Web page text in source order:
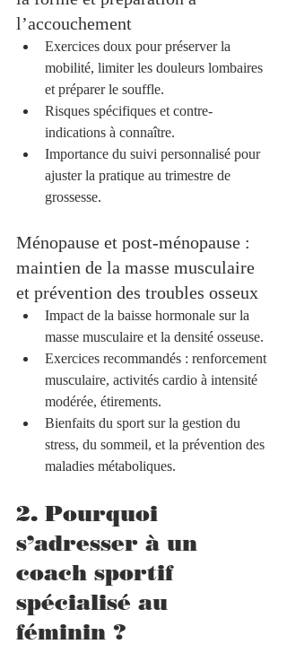
l’accouchement
Exercices doux pour préserver la
mobilité, limiter les douleurs lombaires
et préparer le souffle.
Risques spécifiques et contre-
indications à connaître.
Importance du suivi personnalisé pour
ajuster la pratique au trimestre de
grossesse.
Ménopause et post-ménopause :
maintien de la masse musculaire
et prévention des troubles osseux
Impact de la baisse hormonale sur la
masse musculaire et la densité osseuse.
Exercices recommandés : renforcement
musculaire, activités cardio à intensité
modérée, étirements.
Bienfaits du sport sur la gestion du
stress, du sommeil, et la prévention des
maladies métaboliques.
2. Pourquoi
s’adresser à un
coach sportif
spécialisé au
féminin ?